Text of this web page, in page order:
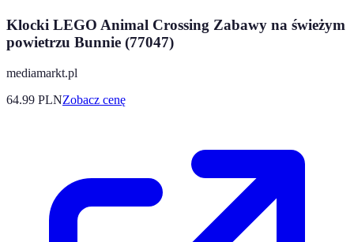
Klocki LEGO Animal Crossing Zabawy na świeżym
powietrzu Bunnie (77047)
mediamarkt.pl
64.99 PLNZobacz cenę